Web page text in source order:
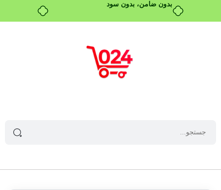
بدون ضامن، بدون سود